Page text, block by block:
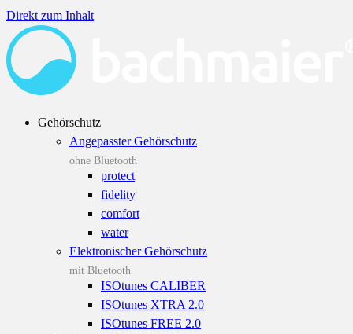
Direkt zum Inhalt
Gehörschutz
Angepasster Gehörschutz
ohne Bluetooth
protect
fidelity
comfort
water
Elektronischer Gehörschutz
mit Bluetooth
ISOtunes CALIBER
ISOtunes XTRA 2.0
ISOtunes FREE 2.0